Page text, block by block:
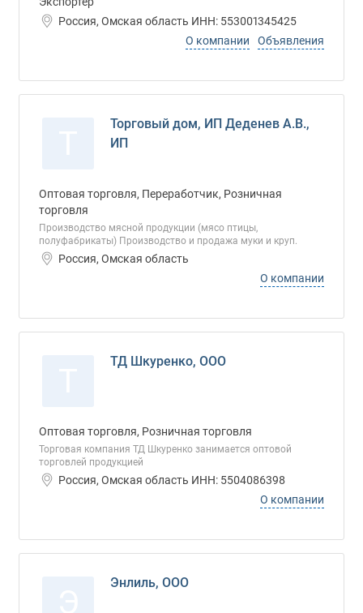
Россия, Омская область ИНН: 553001345425
О компании
Объявления
Торговый дом, ИП Деденев А.В.,
ИП
Оптовая торговля, Переработчик, Розничная
торговля
Производство мясной продукции (мясо птицы,
полуфабрикаты) Производство и продажа муки и круп.
Россия, Омская область
О компании
ТД Шкуренко, ООО
Оптовая торговля, Розничная торговля
Торговая компания ТД Шкуренко занимается оптовой
торговлей продукцией
Россия, Омская область ИНН: 5504086398
О компании
Энлиль, ООО